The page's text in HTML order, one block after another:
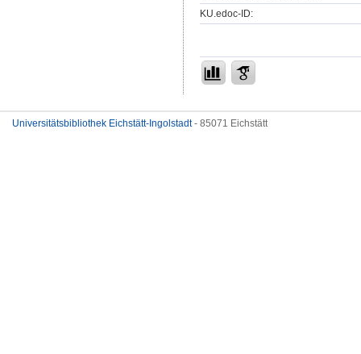
KU.edoc-ID:
Universitätsbibliothek Eichstätt-Ingolstadt- 85071 Eichstätt